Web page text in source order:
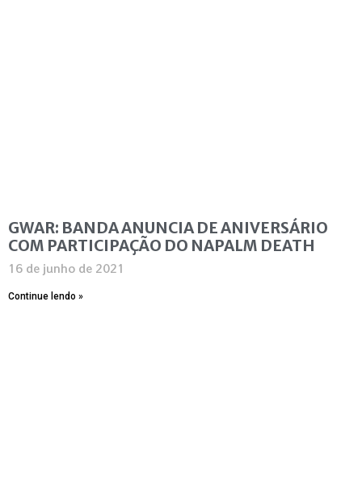
GWAR: BANDA ANUNCIA DE ANIVERSÁRIO
COM PARTICIPAÇÃO DO NAPALM DEATH
16 de junho de 2021
Continue lendo »